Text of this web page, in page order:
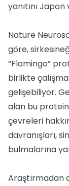
yanıtını
Nature
göre,
“Flamingo”
birlikte
gelişebiliyor.
alan bu
çevreleri
davranışları,
bulmalarına
Araştırmadan